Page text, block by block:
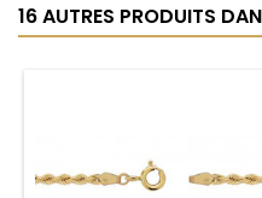
16 AUTRES PRODUITS